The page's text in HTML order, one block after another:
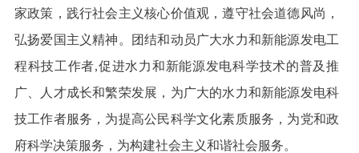
家政策，践行社会主义核心价值观，遵守社会道德风尚，
弘扬爱国主义精神。团结和动员广大水力和新能源发电工
程科技工作者,促进水力和新能源发电科学技术的普及推
广、人才成长和繁荣发展，为广大的水力和新能源发电科
技工作者服务，为提高公民科学文化素质服务，为党和政
府科学决策服务，为构建社会主义和谐社会服务。